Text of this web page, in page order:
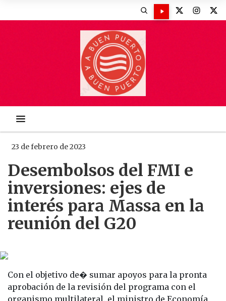
23 de febrero de 2023
Desembolsos del FMI e
inversiones: ejes de
interés para Massa en la
reunión del G20
Con el objetivo de� sumar apoyos para la pronta
aprobación de la revisión del programa con el
organismo multilateral, el ministro de Economía